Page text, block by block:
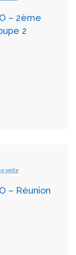
– 2ème
2
veille
– Réunion